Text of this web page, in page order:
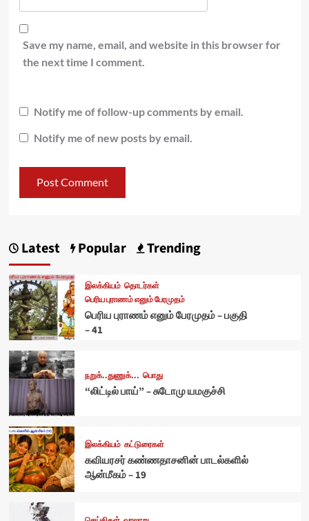
Save my name, email, and website in this browser for
the next time I comment.
Notify me of follow-up comments by email.
Notify me of new posts by email.
Latest Popular Trending
இலக்கியம் தொடர்கள்
பெரிய புராணம் எனும் பேரமுதம்
பெரிய புராணம் எனும் பேரமுதம் – பகுதி
– 41
நறுக்..துணுக்... பொது
“லிட்டில் பாய்” – சுடோமு யமகுச்சி
இலக்கியம் கட்டுரைகள்
கவியரசர் கண்ணதாசனின் பாடல்களில்
ஆன்மீகம் – 19